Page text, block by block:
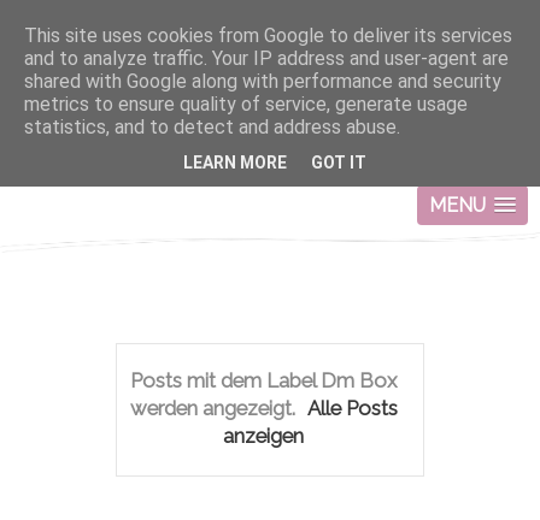
MENU
Posts mit dem Label Dm Box
werden angezeigt. Alle Posts
anzeigen
This site uses cookies from Google to deliver its services
and to analyze traffic. Your IP address and user-agent are
shared with Google along with performance and security
metrics to ensure quality of service, generate usage
statistics, and to detect and address abuse.
LEARN MORE GOT IT